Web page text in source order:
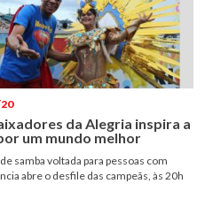
da Alegria inspira a
um mundo melhor
samba voltada para pessoas com
abre o desfile das campeãs, às 20h